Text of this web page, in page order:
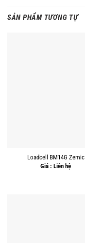
SẢN PHẨM TƯƠNG TỰ
Loadcell BM14G Zemic
Giá : Liên hệ